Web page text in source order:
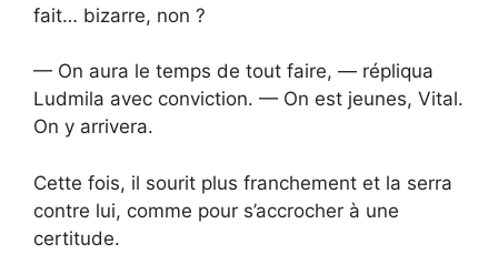
fait… bizarre, non ?
— On aura le temps de tout faire, — répliqua
Ludmila avec conviction. — On est jeunes, Vital.
On y arrivera.
Cette fois, il sourit plus franchement et la serra
contre lui, comme pour s’accrocher à une
certitude.